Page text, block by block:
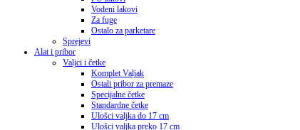
Vodeni lakovi
Za fuge
Ostalo za parketare
Sprejevi
Alat i pribor
Valjci i četke
Komplet Valjak
Ostali pribor za premaze
Specijalne četke
Standardne četke
Ulošci valjka do 17 cm
Ulošci valjka preko 17 cm